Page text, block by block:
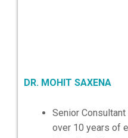
DR. MOHIT SAXENA
Senior
over 10 years of